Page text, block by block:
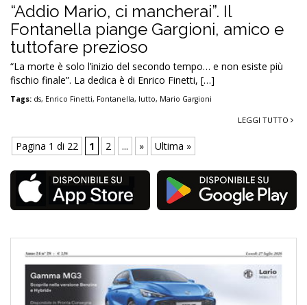
“Addio Mario, ci mancherai”. Il
Fontanella piange Gargioni, amico e
tuttofare prezioso
“La morte è solo l’inizio del secondo tempo… e non esiste più
fischio finale”. La dedica è di Enrico Finetti, […]
Tags: ds, Enrico Finetti, Fontanella, lutto, Mario Gargioni
LEGGI TUTTO
Pagina 1 di 22 1 2 ... » Ultima »